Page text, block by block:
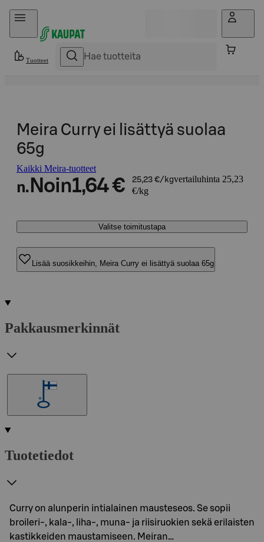
Hyppää sisältöön
Tuotteet
Meira Curry ei lisättyä suolaa
65g
Kaikki Meira-tuotteet
n. Noin1,64 € 25,23 €/kgvertailuhinta 25,23
€/kg
Valitse toimitustapa
Lisää suosikkeihin, Meira Curry ei lisättyä suolaa 65g
Pakkausmerkinnät
Tuotetiedot
Curry on alunperin intialainen mausteseos. Se sopii
broileri-, kala-, liha-, muna- ja riisiruokien sekä erilaisten
kastikkeiden maustamiseen. Meiran…